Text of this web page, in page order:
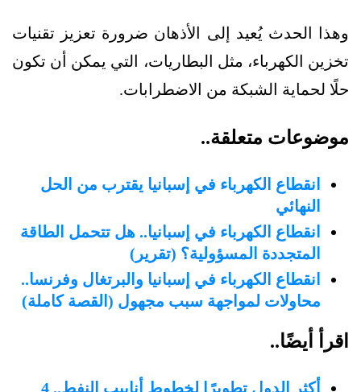
وهذا الحدث يُعيد إلى الأذهان ضرورة تعزيز تقنيات
تخزين الكهرباء، مثل البطاريات، التي يمكن أن تكون
حلًا لحماية الشبكة من الاضطرابات.
موضوعات متعلقة..
انقطاع الكهرباء في إسبانيا يقترب من الحل
النهائي
انقطاع الكهرباء في إسبانيا.. هل تتحمل الطاقة
المتجددة المسؤولية؟ (تقرير)
انقطاع الكهرباء في إسبانيا والبرتغال وفرنسا..
محاولات لمواجهة سبب مجهول (القصة كاملة)
اقرأ أيضًا..
أكثر الدول تطويرًا لخطوط أنابيب النفط.. 4